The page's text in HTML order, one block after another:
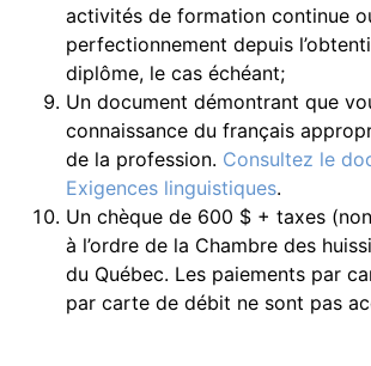
activités de formation continue
perfectionnement depuis
diplôme, le cas échéant;
Un document démontrant que
connaissance du français
de la profession. Consultez le
Exigences linguistiques.
Un chèque de 600 $ + taxes
à l’ordre de la Chambre des
du Québec. Les paiements par
par carte de débit ne sont pas